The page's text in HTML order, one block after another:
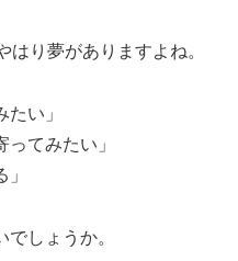
り夢がありますよね。
い」
ってみたい」
しょうか。